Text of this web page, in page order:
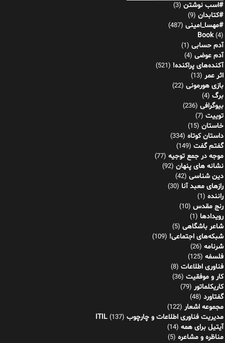
#اسب نوشتن (3)
#کتابدان (9)
#مهسا_امینی (487)
Book(4)
آدم حسابی (1)
آدم عوضی (4)
آکنده‌های پراکنده! (521)
اثر عمر (13)
بازی هورمونی (22)
برگ (4)
بیوگرافی (236)
توییت (7)
خاستان (15)
داستان کوتاه (334)
گفتم گفت (149)
موجه در جمع توجیه (77)
نشانه های پنهان (92)
دین شناسی (42)
رازهای معبد آنا (30)
راننده (1)
رنج مقدس (10)
رویدادها (1)
شاعر باشگاهی (5)
شبکه‌های اجتماعی! (109)
شرنامه (26)
فلسفه (125)
فناوری اطلاعات (8)
کار و موفقیت (36)
کاریکلماتور (79)
گفتاورد (48)
مجموعه اشعار (122)
مدیریت فناوری اطلاعات و چارچوب ITIL (137)
آیتیل برای همه (14)
مناظره و مشاعره (5)